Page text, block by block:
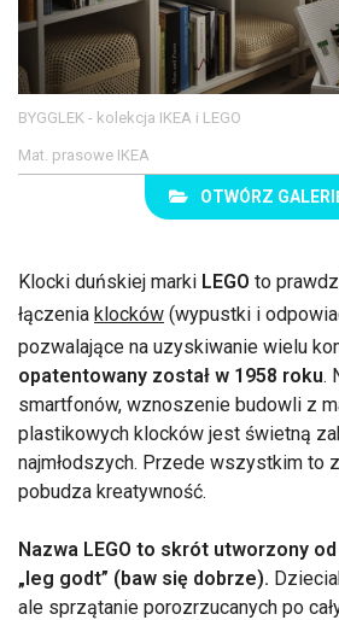
BYGGLEK - kolekcja IKEA i LEGO
Mat. prasowe IKEA
OTWÓRZ
Klocki duńskiej marki LEGO to
łączenia klocków (wypustki i
pozwalające na uzyskiwanie wielu
opatentowany został w 1958 roku.
smartfonów, wznoszenie budowli z
plastikowych klocków jest świetną
najmłodszych. Przede wszystkim to
pobudza kreatywność.
Nazwa LEGO to skrót utworzony
„leg godt” (baw się dobrze).
ale sprzątanie porozrzucanych po